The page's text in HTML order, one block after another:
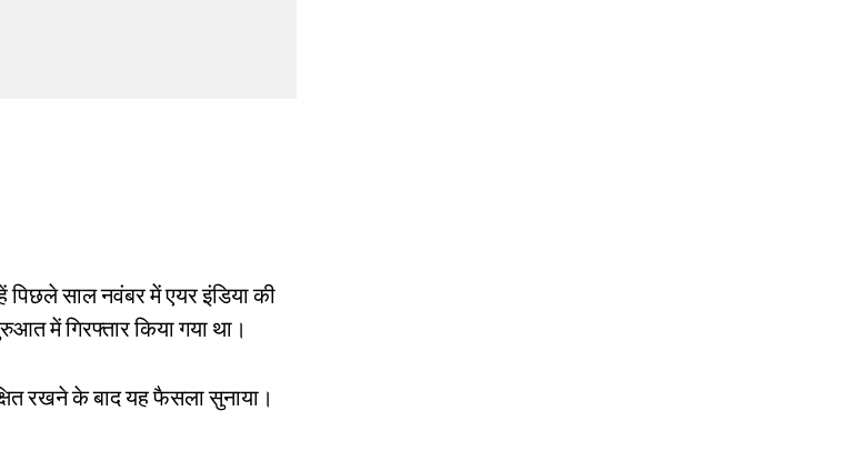
पिछले साल नवंबर में एयर इंडिया की
में गिरफ्तार किया गया था।
रखने के बाद यह फैसला सुनाया।